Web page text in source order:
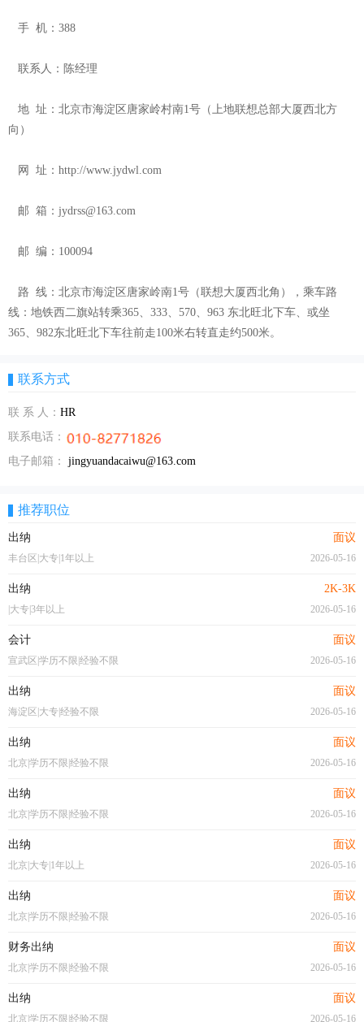
手 机：388
联系人：陈经理
地 址：北京市海淀区唐家岭村南1号（上地联想总部大厦西北方
向）
网 址：http://www.jydwl.com
邮 箱：jydrss@163.com
邮 编：100094
路 线：北京市海淀区唐家岭南1号（联想大厦西北角），乘车路
线：地铁西二旗站转乘365、333、570、963 东北旺北下车、或坐
365、982东北旺北下车往前走100米右转直走约500米。
联系方式
联 系 人： HR
联系电话：
电子邮箱：
jingyuandacaiwu@163.com
推荐职位
出纳 面议
丰台区|大专|1年以上 2026-05-16
出纳 2K-3K
|大专|3年以上 2026-05-16
会计 面议
宣武区|学历不限|经验不限 2026-05-16
出纳 面议
海淀区|大专|经验不限 2026-05-16
出纳 面议
北京|学历不限|经验不限 2026-05-16
出纳 面议
北京|学历不限|经验不限 2026-05-16
出纳 面议
北京|大专|1年以上 2026-05-16
出纳 面议
北京|学历不限|经验不限 2026-05-16
财务出纳 面议
北京|学历不限|经验不限 2026-05-16
出纳 面议
北京|学历不限|经验不限 2026-05-16